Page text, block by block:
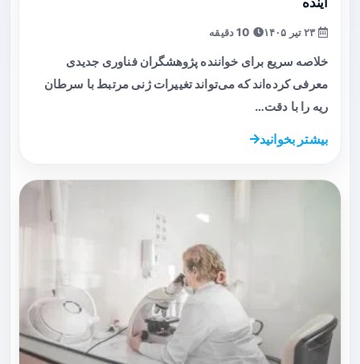
خلاصه سریع برای خواننده پژوهشگران فناوری جدیدی
معرفی کرده‌اند که می‌تواند تغییرات ژنی مرتبط با سرطان
ریه را با دقت…
بیشتر بخوانید